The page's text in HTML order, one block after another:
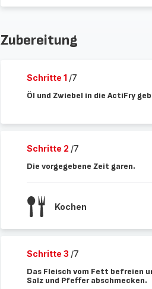
Zubereitung
Schritte 1 /7
Öl und Zwiebel in die ActiFry
Schritte 2 /7
Die vorgegebene Zeit garen.
Kochen
Schritte 3 /7
Das Fleisch vom Fett befreien
Salz und Pfeffer abschmecken.